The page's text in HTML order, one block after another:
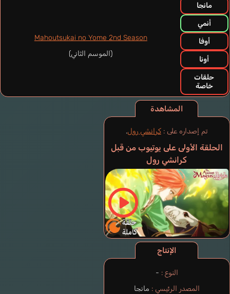
المشاهدة
تم إصداره على : كرانشي رول.
الحلقة الأولى على يوتيوب من قبل
كرانشي رول
الإنتاج
النوع : -
المصدر الرئيسي : مانجا
مانجا
أنمي
أوفا
أونا
حلقات
خاصة
Mahoutsukai no Yome 2nd Season
(الموسم الثاني)